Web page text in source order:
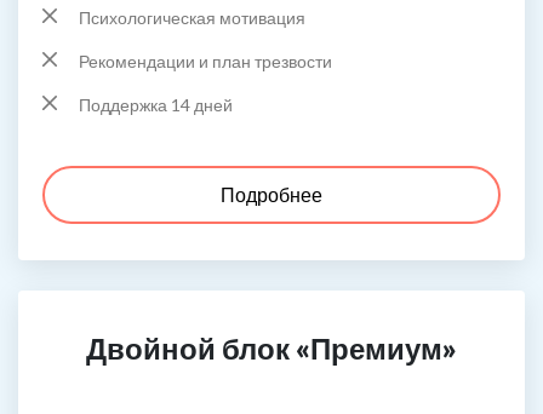
Психологическая мотивация
Рекомендации и план трезвости
Поддержка 14 дней
Подробнее
Двойной блок «Премиум»